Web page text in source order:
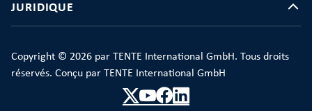
JURIDIQUE
Copyright © 2026 par TENTE International GmbH. Tous droits
réservés. Conçu par TENTE International GmbH